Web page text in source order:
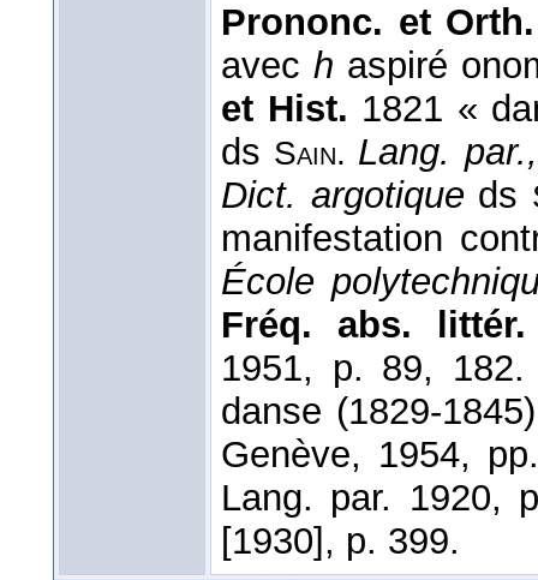
Prononc. et
avec h aspiré
et Hist. 1821 «
ds Sain. Lang. par.,
Dict. argotique ds
manifestation
École
Fréq. abs.
1951, p. 89,
danse (1829-
Genève, 1954,
Lang. par. 1920,
[1930], p. 399.